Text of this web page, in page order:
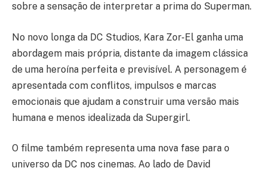
sobre a sensação de interpretar a prima do Superman.
No novo longa da DC Studios, Kara Zor-El ganha uma
abordagem mais própria, distante da imagem clássica
de uma heroína perfeita e previsível. A personagem é
apresentada com conflitos, impulsos e marcas
emocionais que ajudam a construir uma versão mais
humana e menos idealizada da Supergirl.
O filme também representa uma nova fase para o
universo da DC nos cinemas. Ao lado de David